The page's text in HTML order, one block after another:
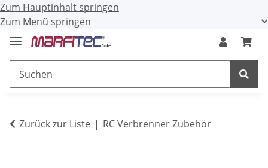
Zum Hauptinhalt springen
Zum Menü springen
Zurück zur Liste RC Verbrenner Zubehör